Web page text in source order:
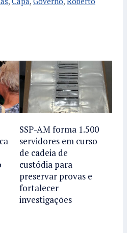
SSP-AM forma 1.500
servidores em curso
de cadeia de
custódia para
preservar provas e
fortalecer
investigações